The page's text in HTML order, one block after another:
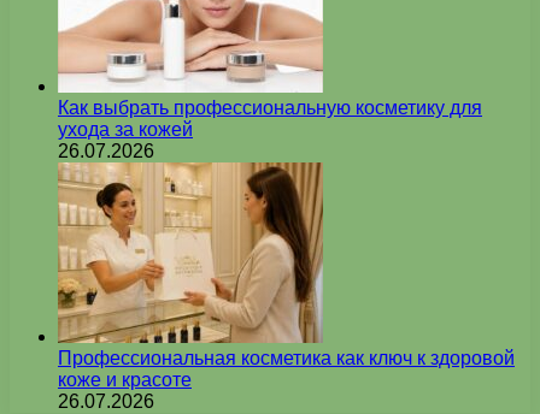
Как выбрать профессиональную косметику для
ухода за кожей
26.07.2026
Профессиональная косметика как ключ к здоровой
коже и красоте
26.07.2026